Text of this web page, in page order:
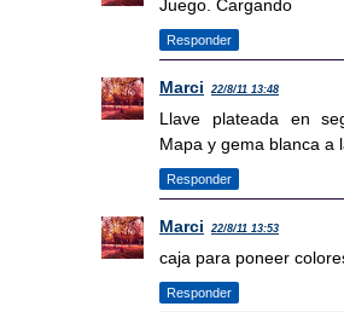
Juego. Cargando
Responder
Marci 22/8/11 13:48
Llave plateada en
Mapa y gema blanca a
Responder
Marci 22/8/11 13:53
caja para poneer
Responder